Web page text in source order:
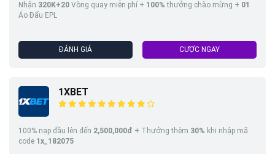
Nhận 320K+20 Vòng quay miễn phí + 100% thưởng chào mừng + 01
Áo Đấu EPL
ĐÁNH GIÁ CƯỢC NGAY
1XBET
100% nạp đầu lên đến 2,500,000đ + Thưởng thêm 30% khi nhập mã
code 1x_182075